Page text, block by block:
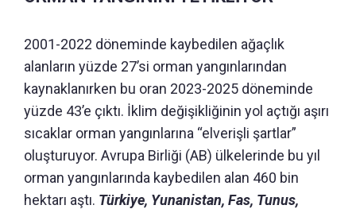
2001-2022 döneminde kaybedilen ağaçlık
alanların yüzde 27’si orman yangınlarından
kaynaklanırken bu oran 2023-2025 döneminde
yüzde 43’e çıktı. İklim değişikliğinin yol açtığı aşırı
sıcaklar orman yangınlarına “elverişli şartlar”
oluşturuyor. Avrupa Birliği (AB) ülkelerinde bu yıl
orman yangınlarında kaybedilen alan 460 bin
hektarı aştı. Türkiye, Yunanistan, Fas, Tunus,